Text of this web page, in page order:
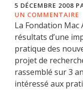
5 DÉCEMBRE 2008
UN COMMENTAIRE
La Fondation
résultats d’une
pratique des
projet de
rassemblé sur 3
intéressé aux